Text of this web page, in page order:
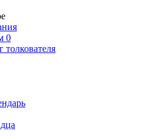
0
толкователя